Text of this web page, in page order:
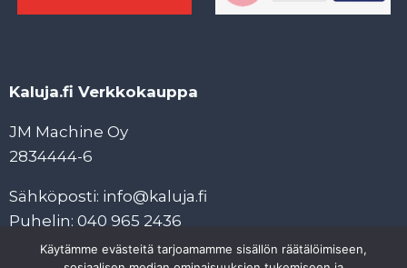
Kaluja.fi Verkkokauppa
JM Machine Oy
2834444-6
Sähköposti: info@kaluja.fi
Puhelin: 040 965 2436
Tietosuojaseloste
Käytämme evästeitä tarjoamamme sisällön räätälöimiseen,